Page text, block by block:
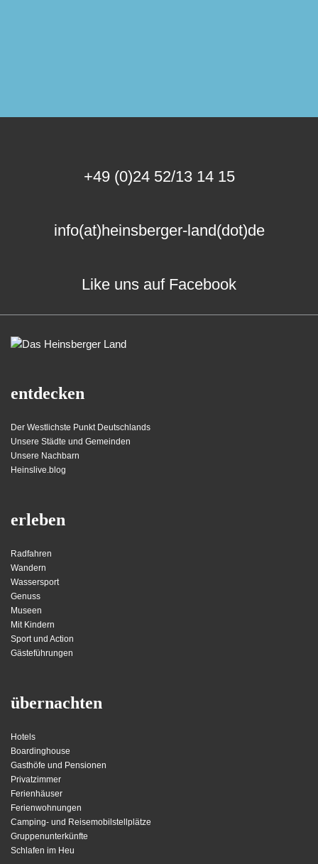
+49 (0)24 52/13 14 15
info(at)heinsberger-land(dot)de
Like uns auf Facebook
entdecken
Der Westlichste Punkt Deutschlands
Unsere Städte und Gemeinden
Unsere Nachbarn
Heinslive.blog
erleben
Radfahren
Wandern
Wassersport
Genuss
Museen
Mit Kindern
Sport und Action
Gästeführungen
übernachten
Hotels
Boardinghouse
Gasthöfe und Pensionen
Privatzimmer
Ferienhäuser
Ferienwohnungen
Camping- und Reisemobilstellplätze
Gruppenunterkünfte
Schlafen im Heu